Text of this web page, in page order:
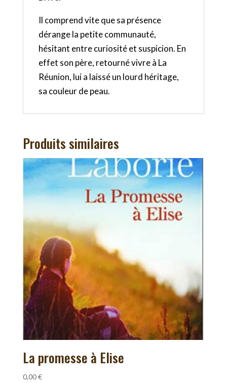
Il comprend vite que sa présence
dérange la petite communauté,
hésitant entre curiosité et suspicion. En
effet son père, retourné vivre à La
Réunion, lui a laissé un lourd héritage,
sa couleur de peau.
Produits similaires
La promesse à Elise
0,00€